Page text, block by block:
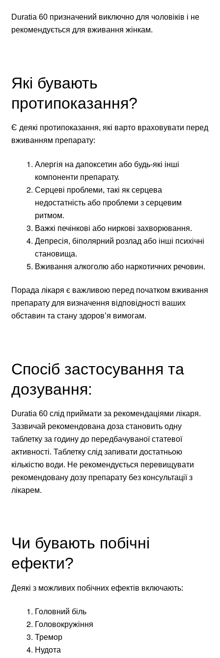
Duratia 60 призначений виключно для чоловіків і не
рекомендується для вживання жінкам.
Які бувають
протипоказання?
Є деякі протипоказання, які варто враховувати перед
вживанням препарату:
Алергія на дапоксетин або будь-які інші
компоненти препарату.
Серцеві проблеми, такі як серцева
недостатність або проблеми з серцевим
ритмом.
Важкі печінкові або ниркові захворювання.
Депресія, біполярний розлад або інші психічні
становища.
Вживання алкоголю або наркотичних речовин.
Порада лікаря є важливою перед початком вживання
препарату для визначення відповідності ваших
обставин та стану здоров’я вимогам.
Спосіб застосування та
дозування:
Duratia 60 слід приймати за рекомендаціями лікаря.
Зазвичай рекомендована доза становить одну
таблетку за годину до передбачуваної статевої
активності. Таблетку слід запивати достатньою
кількістю води. Не рекомендується перевищувати
рекомендовану дозу препарату без консультації з
лікарем.
Чи бувають побічні
ефекти?
Деякі з можливих побічних ефектів включають:
Головний біль
Головокружіння
Тремор
Нудота